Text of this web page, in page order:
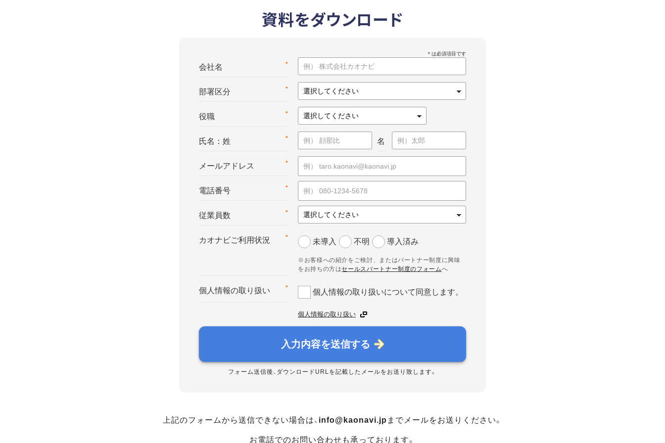
資料をダウンロード
*
会社名
*
部署区分
*
役職
*
氏名：姓 名
*
メールアドレス
*
電話番号
*
従業員数
*
カオナビご利用状況 未導入 不明 導入済み
※お客様への紹介をご検討、またはパートナー制度に興味
をお持ちの方はセールスパートナー制度のフォームへ
*
個人情報の取り扱い 個人情報の取り扱いについて同意します。
個人情報の取り扱い
入力内容を送信する
フォーム送信後、ダウンロードURLを記載したメールをお送り致します。
上記のフォームから送信できない場合は、 info@kaonavi.jp までメールをお送りください。
お電話でのお問い合わせも承っております。